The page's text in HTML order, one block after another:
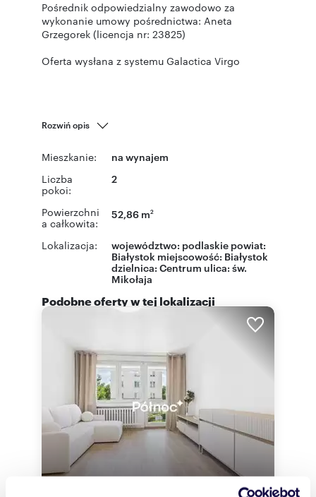
Pośrednik odpowiedzialny zawodowo za
wykonanie umowy pośrednictwa: Aneta
Grzegorek (licencja nr: 23825)
Oferta wysłana z systemu Galactica Virgo
Rozwiń opis
Mieszkanie: na wynajem
Liczba
pokoi:
2
Powierzchni
a całkowita:
52,86 m2
Lokalizacja: województwo: podlaskie powiat:
Białystok miejscowość: Białystok
dzielnica: Centrum ulica: św.
Mikołaja
Podobne oferty w tej lokalizacji